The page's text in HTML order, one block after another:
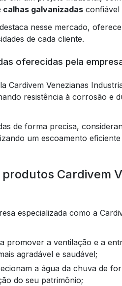
galvanizadas confiável
nesse mercado,
de cada cliente.
oferecidas pela
Cardivem Venezianas
resistência à corrosão e
de forma precisa,
um escoamento
Cardivem
especializada como a
agradável e saudável;
do seu patrimônio;